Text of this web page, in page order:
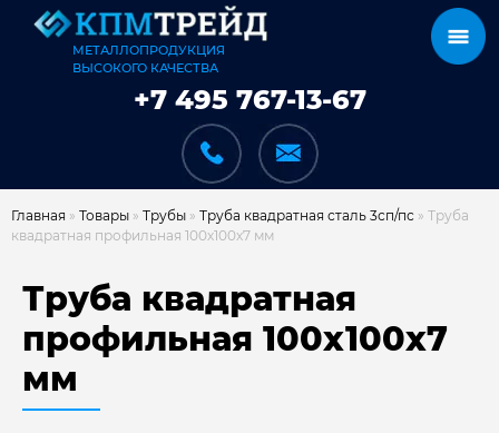
МЕТАЛЛОПРОДУКЦИЯ
ВЫСОКОГО КАЧЕСТВА
+7 495 767-13-67
Главная » Товары » Трубы » Труба квадратная сталь 3сп/пс » Труба
квадратная профильная 100х100х7 мм
Труба квадратная
профильная 100х100х7
мм